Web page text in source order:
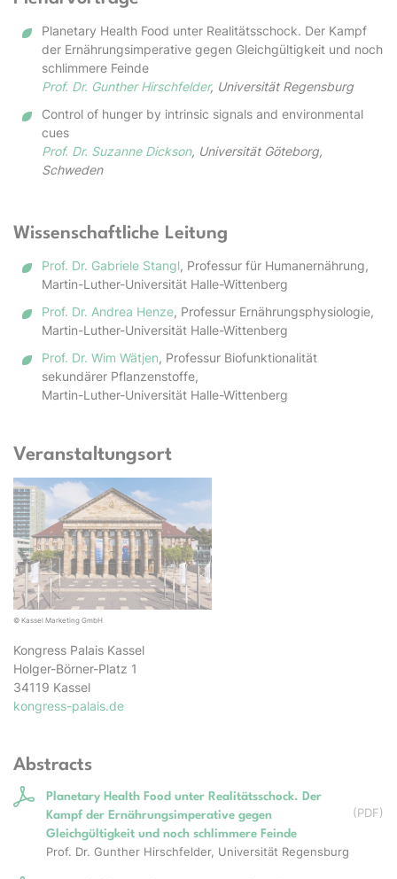
Planetary Health Food unter Realitätsschock. Der Kampf
der Ernährungsimperative gegen Gleichgültigkeit und noch
schlimmere Feinde
Prof. Dr. Gunther Hirschfelder, Universität Regensburg
Control of hunger by intrinsic signals and environmental
cues
Prof. Dr. Suzanne Dickson, Universität Göteborg,
Schweden
Wis­sen­schaft­lich­e Lei­tung
Prof. Dr. Gabriele Stangl, Professur für Humanernährung,
Martin-Luther-Universität Halle-Wittenberg
Prof. Dr. Andrea Henze, Professur Ernährungsphysiologie,
Martin-Luther-Universität Halle-Wittenberg
Prof. Dr. Wim Wätjen, Professur Biofunktionalität
sekundärer Pflanzenstoffe,
Martin-Luther-Universität Halle-Wittenberg
Veranstaltungsort
© Kassel Marketing GmbH
Kongress Palais Kassel
Holger-Börner-Platz 1
34119 Kassel
kongress-palais.de
Abstracts
Planetary Health Food unter Realitätsschock. Der
Kampf der Ernährungsimperative gegen
Gleichgültigkeit und noch schlimmere Feinde
(PDF)
Prof. Dr. Gunther Hirschfelder, Universität Regensburg